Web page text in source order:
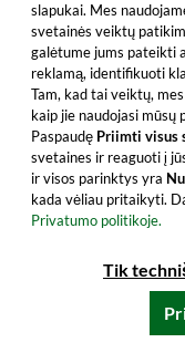
Stockholms
Sultinga
slapukai. Mes
svetainės veiktų
galėtume jums pateikti
reklamą, identifikuoti
Tam, kad tai veiktų,
kaip jie naudojasi mūsų
Paspaudę Priimti visus
svetaines ir reaguoti į
ir visos parinktys yra
kada vėliau pritaikyti.
Privatumo politikoje.
Tik